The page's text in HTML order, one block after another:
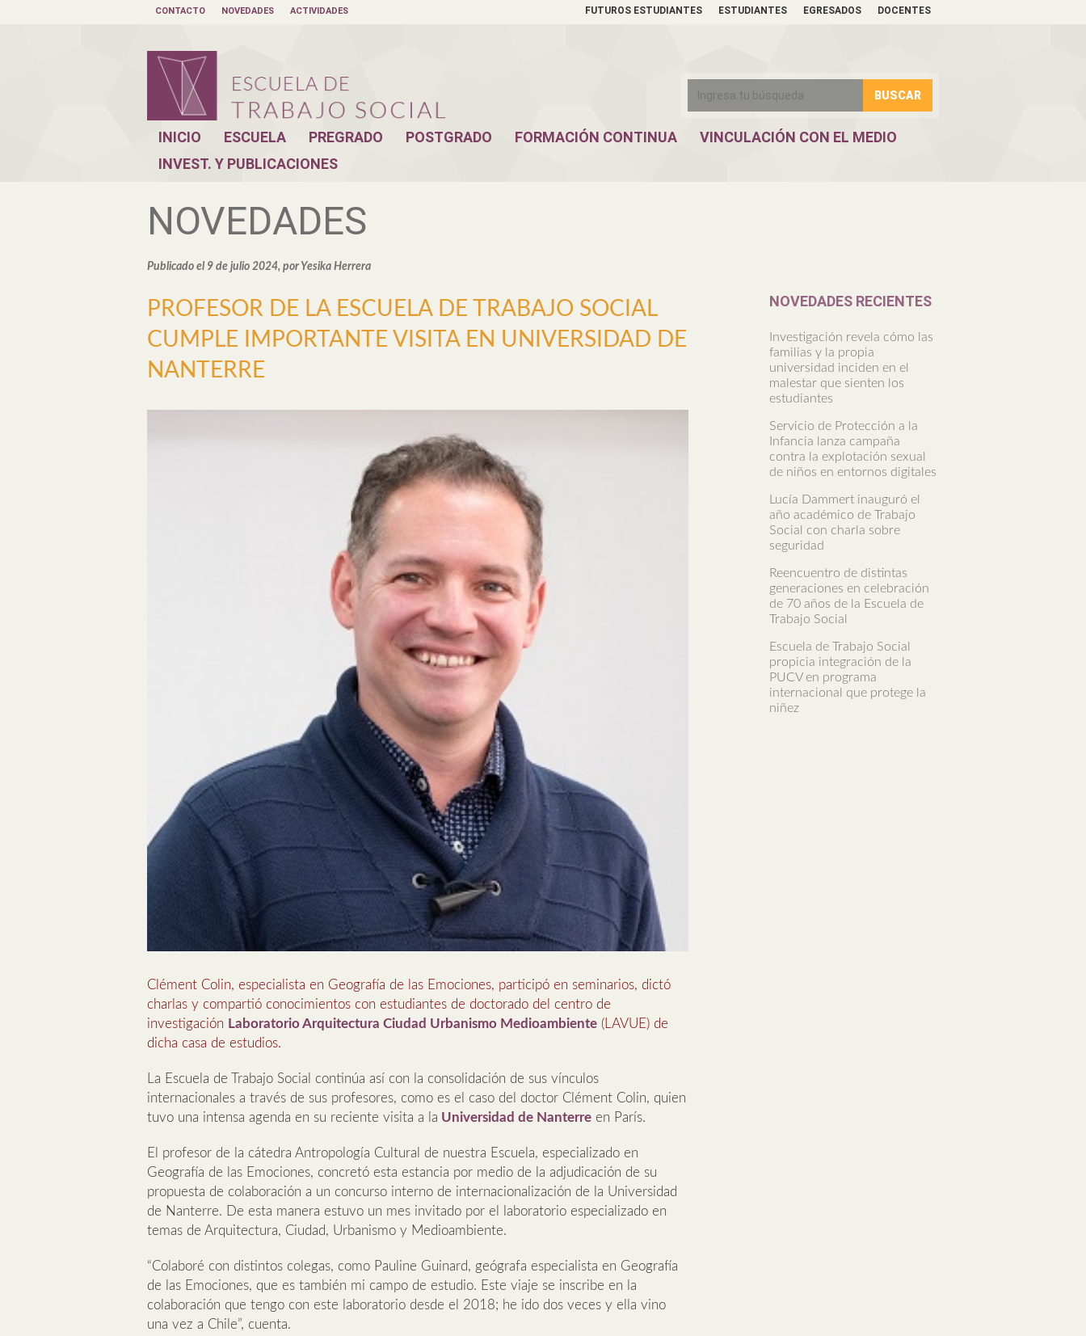
CONTACTO NOVEDADES ACTIVIDADES FUTUROS ESTUDIANTES ESTUDIANTES EGRESADOS DOCENTES
INICIO ESCUELA PREGRADO POSTGRADO FORMACIÓN CONTINUA
VINCULACIÓN CON EL MEDIO
INVEST. Y PUBLICACIONES
NOVEDADES
Publicado el 9 de julio 2024, por Yesika Herrera
PROFESOR DE LA ESCUELA DE TRABAJO SOCIAL
CUMPLE IMPORTANTE VISITA EN UNIVERSIDAD DE
NANTERRE
Clément Colin, especialista en Geografía de las Emociones, participó en seminarios, dictó
charlas y compartió conocimientos con estudiantes de doctorado del centro de
investigación Laboratorio Arquitectura Ciudad Urbanismo Medioambiente (LAVUE) de
dicha casa de estudios.
La Escuela de Trabajo Social continúa así con la consolidación de sus vínculos
internacionales a través de sus profesores, como es el caso del doctor Clément Colin, quien
tuvo una intensa agenda en su reciente visita a la Universidad de Nanterre en París.
El profesor de la cátedra Antropología Cultural de nuestra Escuela, especializado en
Geografía de las Emociones, concretó esta estancia por medio de la adjudicación de su
propuesta de colaboración a un concurso interno de internacionalización de la Universidad
de Nanterre. De esta manera estuvo un mes invitado por el laboratorio especializado en
temas de Arquitectura, Ciudad, Urbanismo y Medioambiente.
“Colaboré con distintos colegas, como Pauline Guinard, geógrafa especialista en Geografía
de las Emociones, que es también mi campo de estudio. Este viaje se inscribe en la
colaboración que tengo con este laboratorio desde el 2018; he ido dos veces y ella vino
una vez a Chile”, cuenta.
NOVEDADES RECIENTES
Investigación revela cómo las
familias y la propia
universidad inciden en el
malestar que sienten los
estudiantes
Servicio de Protección a la
Infancia lanza campaña
contra la explotación sexual
de niños en entornos digitales
Lucía Dammert inauguró el
año académico de Trabajo
Social con charla sobre
seguridad
Reencuentro de distintas
generaciones en celebración
de 70 años de la Escuela de
Trabajo Social
Escuela de Trabajo Social
propicia integración de la
PUCV en programa
internacional que protege la
niñez